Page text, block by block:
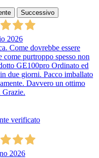
Successivo
2026
Come dovrebbe essere
come purtroppo spesso non
GE100pro Ordinato ed
due giorni. Pacco imballato
Davvero un ottimo
Grazie.
verificato
2026